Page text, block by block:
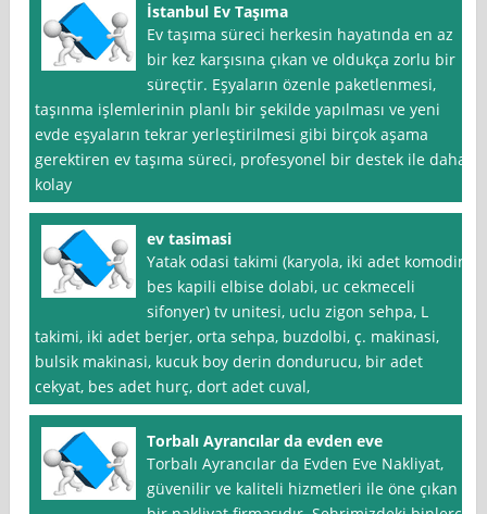
İstanbul Ev Taşıma
Ev taşıma süreci herkesin hayatında en az
bir kez karşısına çıkan ve oldukça zorlu bir
süreçtir. Eşyaların özenle paketlenmesi,
taşınma işlemlerinin planlı bir şekilde yapılması ve yeni
evde eşyaların tekrar yerleştirilmesi gibi birçok aşama
gerektiren ev taşıma süreci, profesyonel bir destek ile daha
kolay
ev tasimasi
Yatak odasi takimi (karyola, iki adet komodin,
bes kapili elbise dolabi, uc cekmeceli
sifonyer) tv unitesi, uclu zigon sehpa, L
takimi, iki adet berjer, orta sehpa, buzdolbi, ç. makinasi,
bulsik makinasi, kucuk boy derin dondurucu, bir adet
cekyat, bes adet hurç, dort adet cuval,
Torbalı Ayrancılar da evden eve
Torbalı Ayrancılar da Evden Eve Nakliyat,
güvenilir ve kaliteli hizmetleri ile öne çıkan